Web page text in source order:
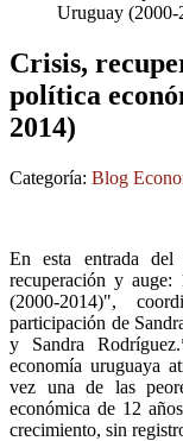
Uruguay (2000-
Crisis,
política
2014)
Categoría: Blog
En esta entrada
recuperación y
(2000-2014)",
participación de
y Sandra
economía uruguaya
vez una de las
económica de 12
crecimiento, sin